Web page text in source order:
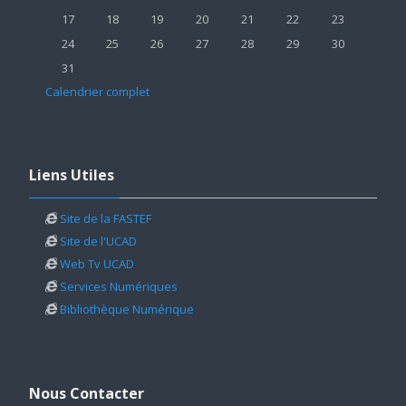
Aucun événement, lundi 17 août
17 Aucun événement, mardi 18 août
18 Aucun événement, mercredi 19 août
19 Aucun événement, jeudi 20 août
20 Aucun événement, vendredi
21 Aucun événement,
22 Aucun
23
Aucun événement, lundi 24 août
24 Aucun événement, mardi 25 août
25 Aucun événement, mercredi 26 août
26 Aucun événement, jeudi 27 août
27 Aucun événement, vendredi
28 Aucun événement,
29 Aucun
30
Aucun événement, lundi 31 août
31
Calendrier complet
Liens Utiles
Site de la FASTEF
Site de l'UCAD
Web Tv UCAD
Services Numériques
Bibliothèque Numérique
Nous Contacter